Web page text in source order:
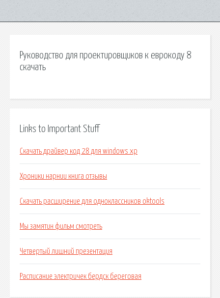
Руководство для проектировщиков к еврокоду 8
скачать
Links to Important Stuff
Скачать драйвер код 28 для windows xp
Хроники нарнии книга отзывы
Скачать расширение для одноклассников oktools
Мы замятин фильм смотреть
Четвертый лишний презентация
Расписание электричек бердск береговая